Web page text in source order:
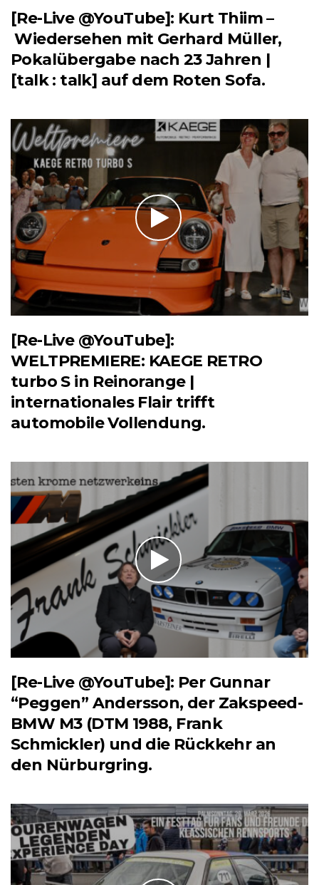
[Re-Live @YouTube]: Kurt Thiim –
Wiedersehen mit Gerhard Müller,
Pokalübergabe nach 23 Jahren |
[talk : talk] auf dem Roten Sofa.
[Re-Live @YouTube]:
WELTPREMIERE: KAEGE RETRO
turbo S in Reinorange |
internationales Flair trifft
automobile Vollendung.
[Re-Live @YouTube]: Per Gunnar
“Peggen” Andersson, der Zakspeed-
BMW M3 (DTM 1988, Frank
Schmickler) und die Rückkehr an
den Nürburgring.